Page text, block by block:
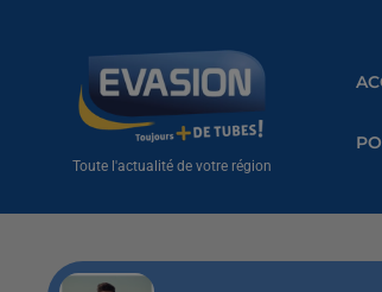
Toute l'actualité de votre région